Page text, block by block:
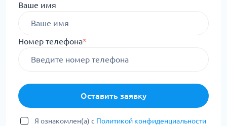
Ваше имя
Номер телефона*
Оставить заявку
Я ознакомлен(а) с Политикой конфиденциальности